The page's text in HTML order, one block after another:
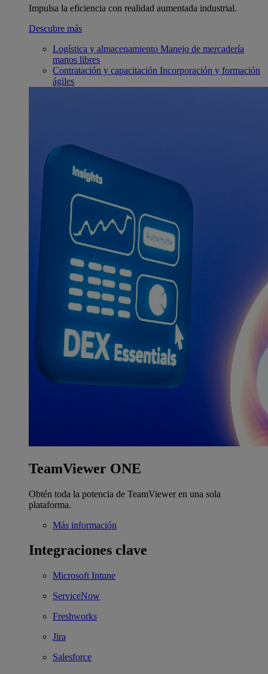
Impulsa la eficiencia con realidad aumentada industrial.
Descubre más
Logística y almacenamiento Manejo de mercadería
manos libres
Contratación y capacitación Incorporación y formación
ágiles
TeamViewer ONE
Obtén toda la potencia de TeamViewer en una sola
plataforma.
Más información
Integraciones clave
Microsoft Intune
ServiceNow
Freshworks
Jira
Salesforce